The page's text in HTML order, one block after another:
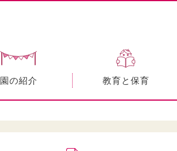
園の紹介 教育と保育